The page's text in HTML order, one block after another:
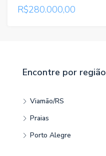
R$280.000,00
Encontre por região
Viamão/RS
Praias
Porto Alegre